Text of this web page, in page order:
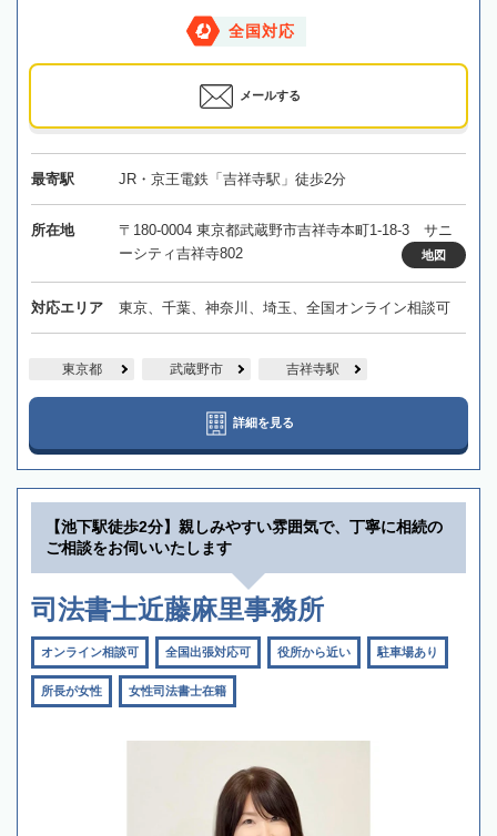
全国対応
メールする
最寄駅 JR・京王電鉄「吉祥寺駅」徒歩2分
所在地
〒180-0004 東京都武蔵野市吉祥寺本町1-18-3 サニ
ーシティ吉祥寺802
地図
対応エリア 東京、千葉、神奈川、埼玉、全国オンライン相談可
東京都 武蔵野市 吉祥寺駅
詳細を見る
【池下駅徒歩2分】親しみやすい雰囲気で、丁寧に相続の
ご相談をお伺いいたします
司法書士近藤麻里事務所
オンライン相談可 全国出張対応可 役所から近い 駐車場あり
所長が女性 女性司法書士在籍